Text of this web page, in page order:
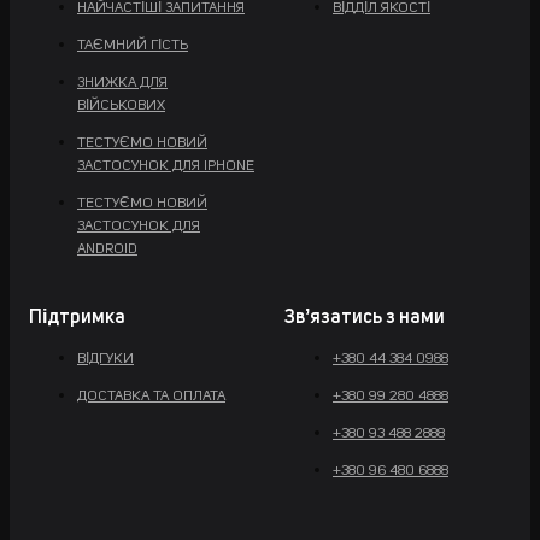
Додати резюме
Рекомендовані формати файлів: doc, pdf
НАЙЧАСТІШІ ЗАПИТАННЯ
ТАЄМНИЙ ГІСТЬ
ЗНИЖКА ДЛЯ
ВІЙСЬКОВИХ
ТЕСТУЄМО НОВИЙ
ЗАСТОСУНОК ДЛЯ IPHONE
ТЕСТУЄМО НОВИЙ
ЗАСТОСУНОК ДЛЯ
ANDROID
ВІДДІЛ ЯКОСТІ
Підтримка
ВІДГУКИ
ДОСТАВКА ТА ОПЛАТА
Звʼязатись з нами
+380 44 384 0988
+380 99 280 4888
+380 93 488 2888
+380 96 480 6888